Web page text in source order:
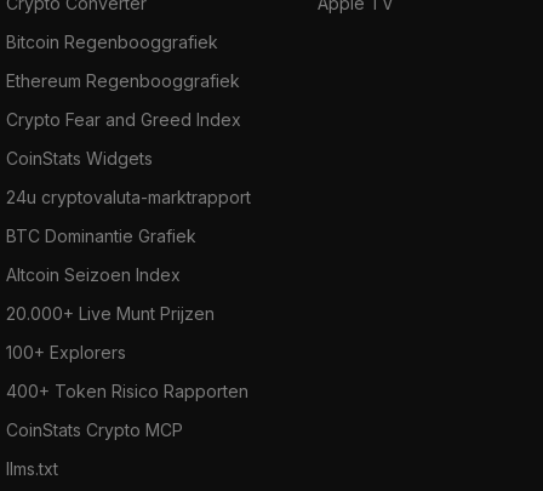
Bitcoin Regenbooggrafiek
Ethereum Regenbooggrafiek
Crypto Fear and Greed Index
CoinStats Widgets
24u cryptovaluta-marktrapport
BTC Dominantie Grafiek
Altcoin Seizoen Index
20.000+ Live Munt Prijzen
100+ Explorers
400+ Token Risico Rapporten
CoinStats Crypto MCP
llms.txt